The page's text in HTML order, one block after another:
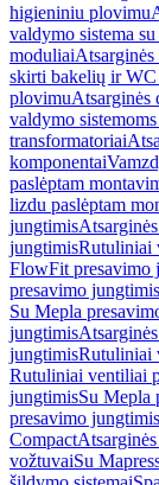
higieniniu plovimu
valdymo sistema
moduliai
skirti bakelių ir WC
plovimuAtsarginės
valdymo
transformatoriai
komponentai
paslėptam
lizdu paslėptam
jungtimis
jungtimisRutuliniai
FlowFit presavimo
presavimo jungtimis
Su Mepla
jungtimis
jungtimisRutuliniai
Rutuliniai ventiliai
jungtimisSu Mepla
presavimo jungtimis
Compact
vožtuvaiSu